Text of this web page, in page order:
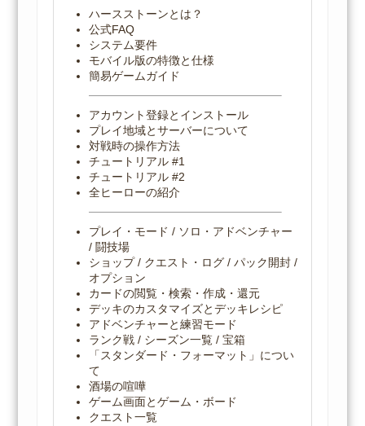
ハースストーンとは？
公式FAQ
システム要件
モバイル版の特徴と仕様
簡易ゲームガイド
アカウント登録とインストール
プレイ地域とサーバーについて
対戦時の操作方法
チュートリアル #1
チュートリアル #2
全ヒーローの紹介
プレイ・モード / ソロ・アドベンチャー
/ 闘技場
ショップ / クエスト・ログ / パック開封 /
オプション
カードの閲覧・検索・作成・還元
デッキのカスタマイズとデッキレシピ
アドベンチャーと練習モード
ランク戦 / シーズン一覧 / 宝箱
「スタンダード・フォーマット」につい
て
酒場の喧嘩
ゲーム画面とゲーム・ボード
クエスト一覧